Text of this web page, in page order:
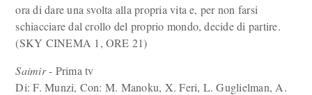
ora di dare una svolta alla propria vita e, per non farsi
schiacciare dal crollo del proprio mondo, decide di partire.
(SKY CINEMA 1, ORE 21)
Saimir- Prima tv
Di: F. Munzi, Con: M. Manoku, X. Feri, L. Guglielman, A.